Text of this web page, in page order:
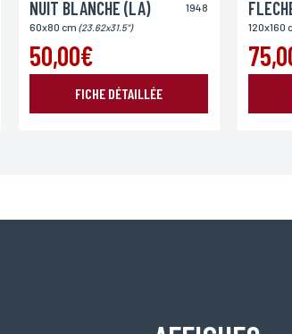
1948
NUIT BLANCHE (LA)
60x80 cm (23.62x31.5")
50,00€
FICHE DÉTAILLÉE
120x160